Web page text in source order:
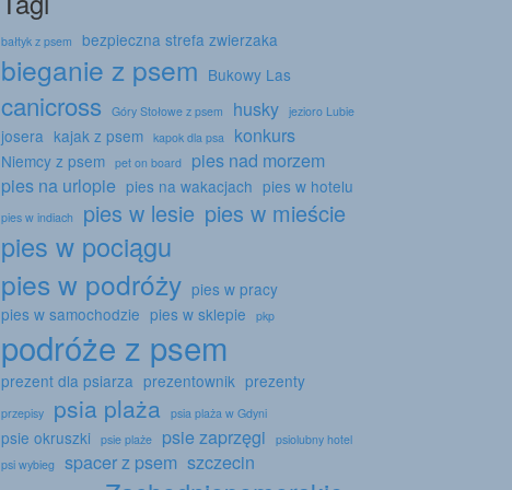
bałtyk z psem bezpieczna strefa zwierzaka
bieganie z psem Bukowy Las
canicross Góry Stołowe z psem husky jezioro Lubie
josera kajak z psem kapok dla psa konkurs
Niemcy z psem pet on board
pies nad morzem
pies na urlopie pies na wakacjach pies w hotelu
pies w indiach pies w lesie pies w mieście
pies w pociągu
pies w podróży pies w pracy
pies w samochodzie pies w sklepie pkp
podróże z psem
prezent dla psiarza prezentownik prezenty
przepisy psia plaża psia plaża w Gdyni
psie okruszki psie plaże psie zaprzęgi
psiolubny hotel
psi wybieg
spacer z psem szczecin